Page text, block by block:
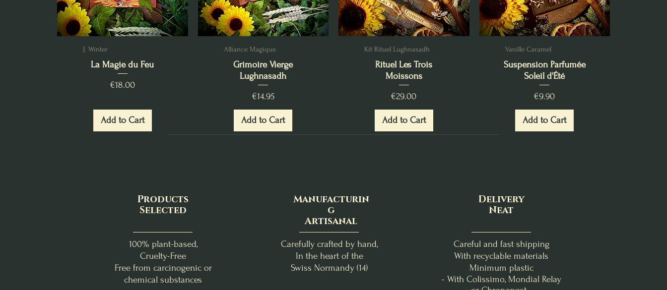
J. Winter
La Magie du Feu
Price
€18.00
Add to Cart
Alliance Magique
Grimoire Vierge
Lughnasadh
Price
€14.95
Add to Cart
Kit Rituel Lughnasadh
Rituel Les Trois
Moissons
Price
€29.00
Add to Cart
Vanille Caramel
Suspension Parfumée
Soleil d'Été
Price
€9.90
Add to Cart
Products
Selected
100% plant-based,
Cruelty-Free
Free from carcinogenic or
chemical substances
Manufacturin
g
Artisanal
Carefully crafted by hand,
In the heart of the
Swiss Normandy (14)
Delivery
Neat
Careful and fast shipping
With recyclable materials
Minimum plastic
- With Colissimo, Mondial Relay